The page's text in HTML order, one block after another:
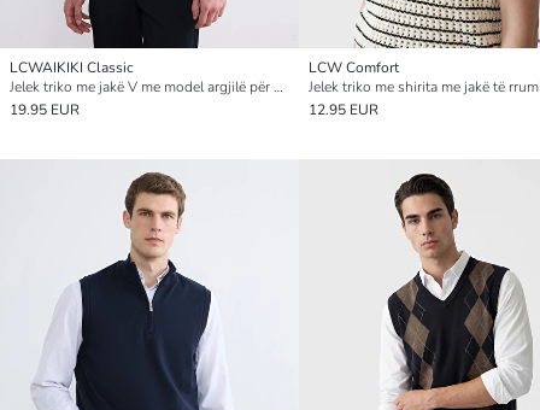
LCWAIKIKI Classic
Jelek triko me jakë V me model argjilë për burra
19.95 EUR
LCW Comfort
12.95 EUR